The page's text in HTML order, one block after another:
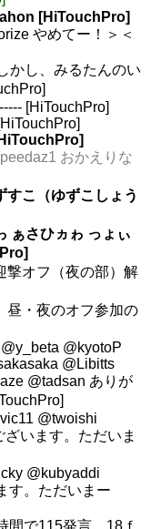
[HiTouchPro]
やめてー！＞＜
かし、みるたんのい
[HiTouchPro]
おかえりな
すこ（ゆずこしょう
ぁさひヵゎ っょぃ
撃オフ（夜の部）解
昼・夜のオフ参加の
@kyotoP
@Libitts
@tadsan ありが
@twoishi
います。ただいま
@kubyaddi
す。ただいまー
間で115発言、18ｆ